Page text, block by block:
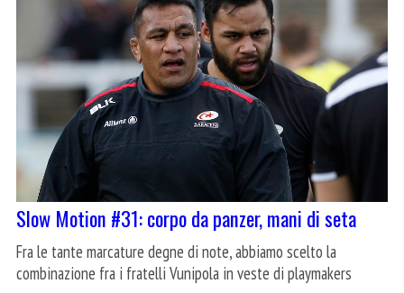
Slow Motion #31: corpo da panzer, mani di seta
Fra le tante marcature degne di note, abbiamo scelto la
combinazione fra i fratelli Vunipola in veste di playmakers